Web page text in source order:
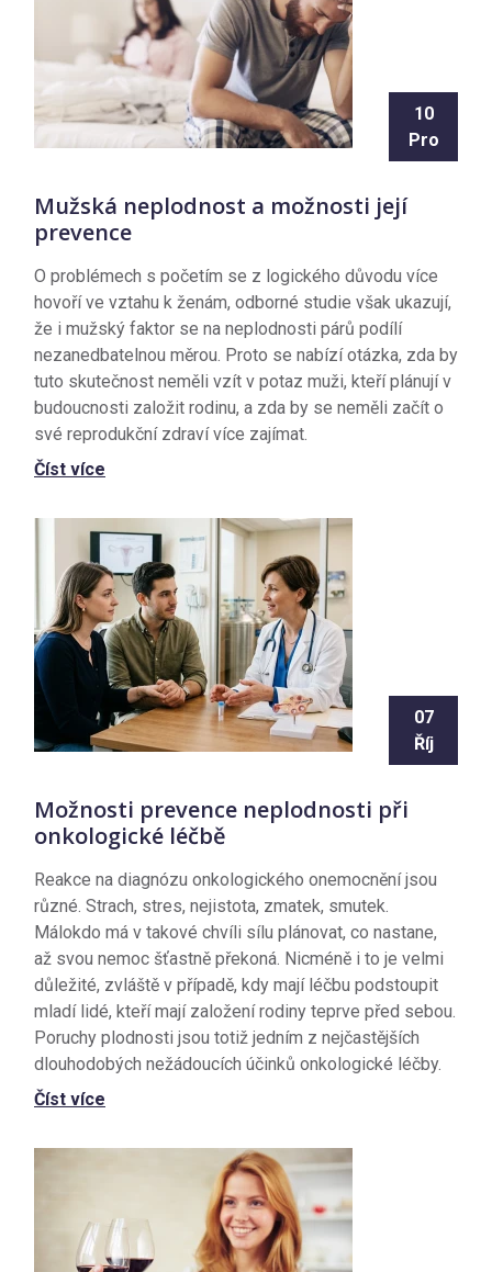
10
Pro
Mužská neplodnost a možnosti její
prevence
O problémech s početím se z logického důvodu více
hovoří ve vztahu k ženám, odborné studie však ukazují,
že i mužský faktor se na neplodnosti párů podílí
nezanedbatelnou měrou. Proto se nabízí otázka, zda by
tuto skutečnost neměli vzít v potaz muži, kteří plánují v
budoucnosti založit rodinu, a zda by se neměli začít o
své reprodukční zdraví více zajímat.
Číst více
07
Říj
Možnosti prevence neplodnosti při
onkologické léčbě
Reakce na diagnózu onkologického onemocnění jsou
různé. Strach, stres, nejistota, zmatek, smutek.
Málokdo má v takové chvíli sílu plánovat, co nastane,
až svou nemoc šťastně překoná. Nicméně i to je velmi
důležité, zvláště v případě, kdy mají léčbu podstoupit
mladí lidé, kteří mají založení rodiny teprve před sebou.
Poruchy plodnosti jsou totiž jedním z nejčastějších
dlouhodobých nežádoucích účinků onkologické léčby.
Číst více